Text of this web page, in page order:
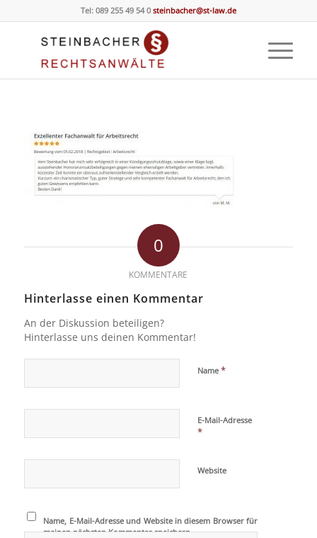
Tel: 089 255 49 54 0steinbacher@st-law.de
0
KOMMENTARE
Hinterlasse einen Kommentar
An der Diskussion beteiligen?
Hinterlasse uns deinen Kommentar!
Name *
E-Mail-Adresse
*
Website
Name, E-Mail-Adresse und Website in diesem Browser für
meinen nächsten Kommentar speichern.